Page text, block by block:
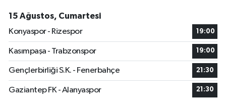
15 Ağustos, Cumartesi
Konyaspor - Rizespor
19:00
Kasımpaşa - Trabzonspor 19:00
Gençlerbirliği S.K. - Fenerbahçe 21:30
Gaziantep FK - Alanyaspor 21:30